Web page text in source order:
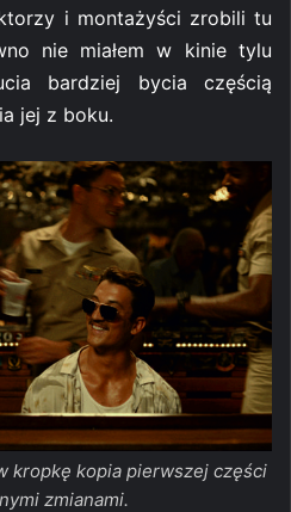
i montażyści zrobili tu
nie miałem w kinie tylu
bardziej bycia częścią
jej z boku.
kropkę kopia pierwszej części
zmianami.